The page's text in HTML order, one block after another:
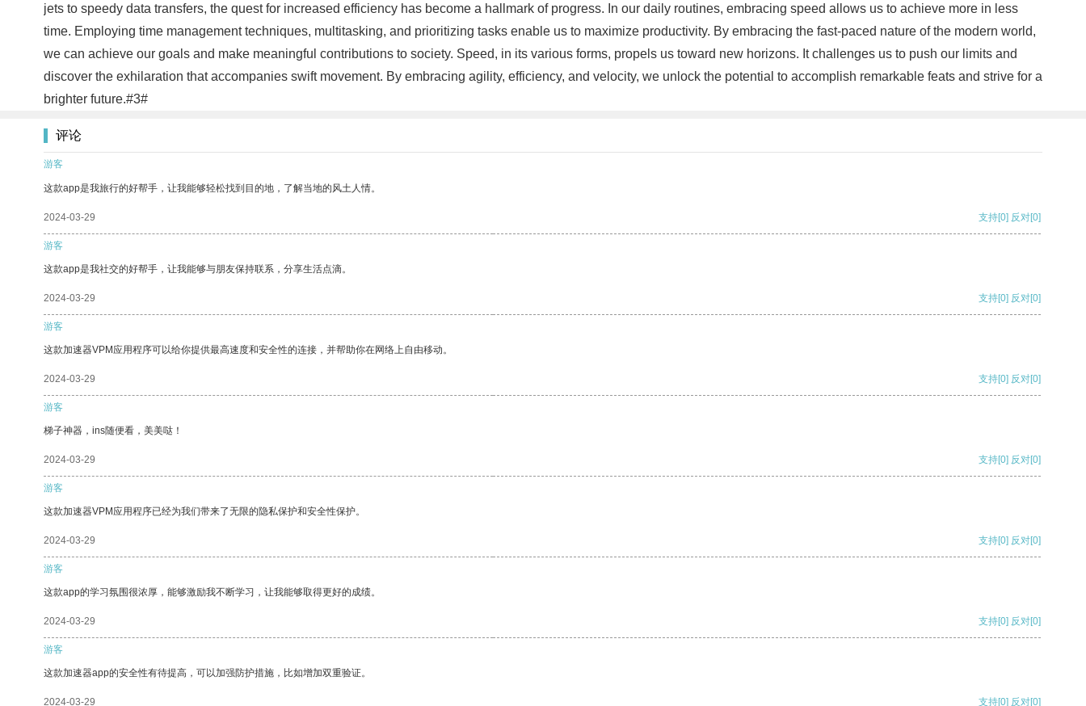
jets to speedy data transfers, the quest for increased efficiency has become a hallmark of progress. In our daily routines, embracing speed allows us to achieve more in less
time. Employing time management techniques, multitasking, and prioritizing tasks enable us to maximize productivity. By embracing the fast-paced nature of the modern world,
we can achieve our goals and make meaningful contributions to society. Speed, in its various forms, propels us toward new horizons. It challenges us to push our limits and
discover the exhilaration that accompanies swift movement. By embracing agility, efficiency, and velocity, we unlock the potential to accomplish remarkable feats and strive for a
brighter future.#3#
评论
游客
这款app是我旅行的好帮手，让我能够轻松找到目的地，了解当地的风土人情。
2024-03-29 支持[0] 反对[0]
游客
这款app是我社交的好帮手，让我能够与朋友保持联系，分享生活点滴。
2024-03-29 支持[0] 反对[0]
游客
这款加速器VPM应用程序可以给你提供最高速度和安全性的连接，并帮助你在网络上自由移动。
2024-03-29 支持[0] 反对[0]
游客
梯子神器，ins随便看，美美哒！
2024-03-29 支持[0] 反对[0]
游客
这款加速器VPM应用程序已经为我们带来了无限的隐私保护和安全性保护。
2024-03-29 支持[0] 反对[0]
游客
这款app的学习氛围很浓厚，能够激励我不断学习，让我能够取得更好的成绩。
2024-03-29 支持[0] 反对[0]
游客
这款加速器app的安全性有待提高，可以加强防护措施，比如增加双重验证。
2024-03-29 支持[0] 反对[0]